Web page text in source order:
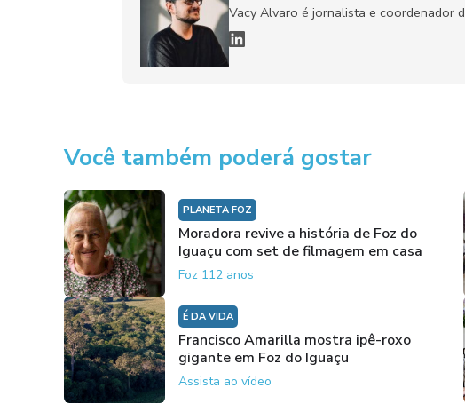
Vacy Alvaro é jornalista e coordenador
Você também poderá gostar
PLANETA FOZ
Moradora revive a história de Foz do
Iguaçu com set de filmagem em casa
Foz 112 anos
É DA VIDA
Francisco Amarilla mostra ipê-roxo
gigante em Foz do Iguaçu
Assista ao vídeo